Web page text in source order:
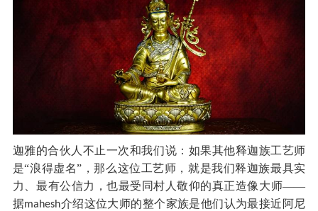
迦雅的合伙人不止一次和我们说：如果其他释迦族工艺师
是“浪得虚名”，那么这位工艺师，就是我们释迦族最具实
力、最有公信力，也最受同村人敬仰的真正造像大师——
据mahesh介绍这位大师的整个家族是他们认为最接近阿尼